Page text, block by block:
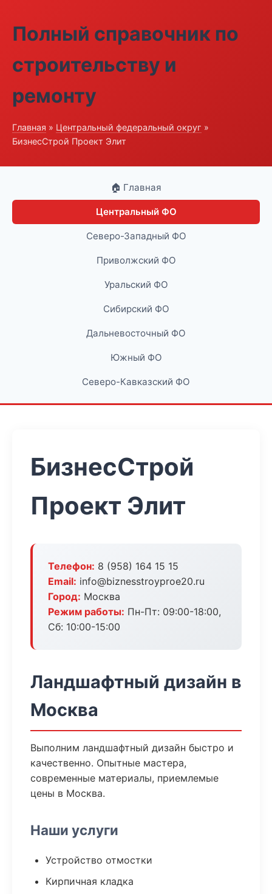
Полный справочник по
строительству и
ремонту
Главная » Центральный федеральный округ »
БизнесСтрой Проект Элит
🏠 Главная
Центральный ФО
Северо-Западный ФО
Приволжский ФО
Уральский ФО
Сибирский ФО
Дальневосточный ФО
Южный ФО
Северо-Кавказский ФО
БизнесСтрой
Проект Элит
Телефон: 8 (958) 164 15 15
Email: info@biznesstroyproe20.ru
Город: Москва
Режим работы: Пн-Пт: 09:00-18:00,
Сб: 10:00-15:00
Ландшафтный дизайн в
Москва
Выполним ландшафтный дизайн быстро и
качественно. Опытные мастера,
современные материалы, приемлемые
цены в Москва.
Наши услуги
Устройство отмостки
Кирпичная кладка